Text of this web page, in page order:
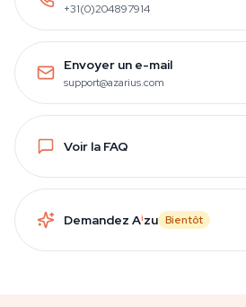
+31(0)204897914
Envoyer un e-mail
support@azarius.com
Voir la FAQ
Demandez Aizu Bientôt